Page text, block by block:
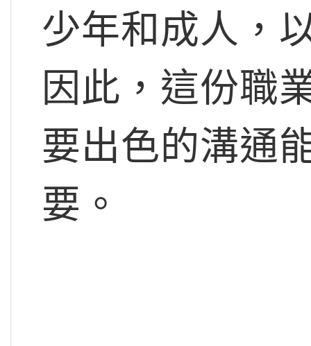
少年和成人，
因此，這份職
要出色的溝通
要。